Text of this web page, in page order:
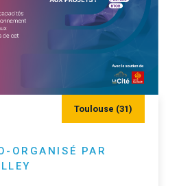
Toulouse (31)
ORGANISÉ PAR